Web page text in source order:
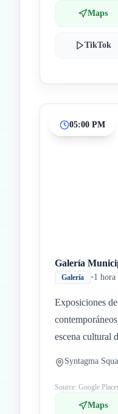
Maps
TikTok
05:00 PM
Galería
Galería •1 hora
Exposiciones
escena cultural
Syntagma
Source: Google
Maps